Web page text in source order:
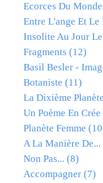
Ecorces Du Monde
Entre L'ange Et Le
Insolite Au Jour
Fragments (12)
Basil Besler -
Botaniste (11)
La Dixième Planète
Un Poème En
Planète Femme
A La Manière De...
Non Pas... (8)
Accompagner (7)